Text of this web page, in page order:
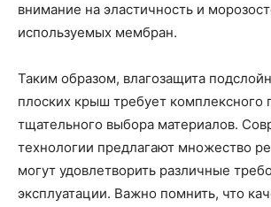
внимание на эластичность и
используемых мембран.
Таким образом, влагозащита
плоских крыш требует комплексного
тщательного выбора материалов.
технологии предлагают множество
могут удовлетворить различные
эксплуатации. Важно помнить, что